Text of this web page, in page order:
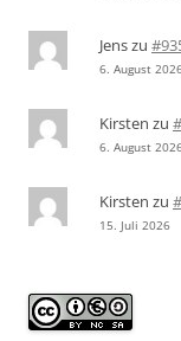
Jenszu
6. August
Kirsten zu
6. August
Kirsten zu
15. Juli 2026